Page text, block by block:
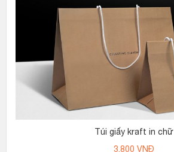
Túi giấy kraft in chữ
3,800 VNĐ